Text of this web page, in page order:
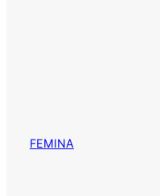
FEMINA